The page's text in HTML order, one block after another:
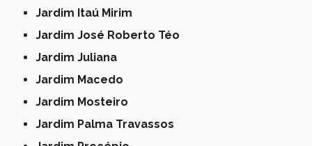
Jardim Itaú Mirim
Jardim José Roberto Téo
Jardim Juliana
Jardim Macedo
Jardim Mosteiro
Jardim Palma Travassos